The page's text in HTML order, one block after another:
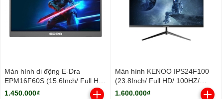
Màn hình di động E-Dra
EPM16F60S (15.6Inch/ Full HD/
5ms/ IPS)
1.450.000₫
Màn hình KENOO IPS24F100
(23.8Inch/ Full HD/ 100HZ/
250cd/m2/ IPS)
1.600.000₫